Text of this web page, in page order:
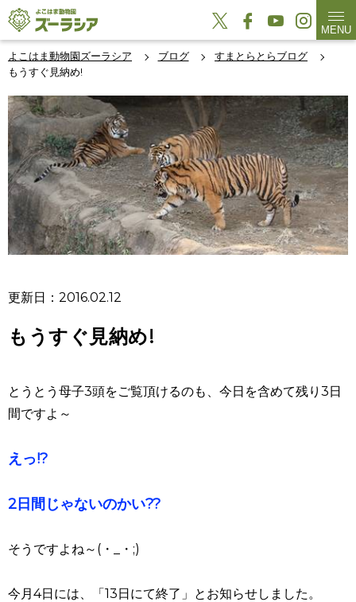
MENU
よこはま動物園ズーラシア ブログ
すまとらとらブログ
もうすぐ見納め!
更新日：2016.02.12
もうすぐ見納め!
とうとう母子3頭をご覧頂けるのも、今日を含めて残り3日
間ですよ～
えっ!?
2日間じゃないのかい??
そうですよね～(・_・;)
今月4日には、「13日にて終了」とお知らせしました。